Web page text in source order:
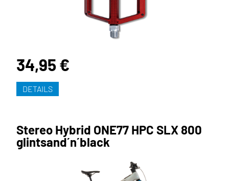
34,95 €
DETAILS
Stereo Hybrid ONE77 HPC SLX 800
glintsand´n´black